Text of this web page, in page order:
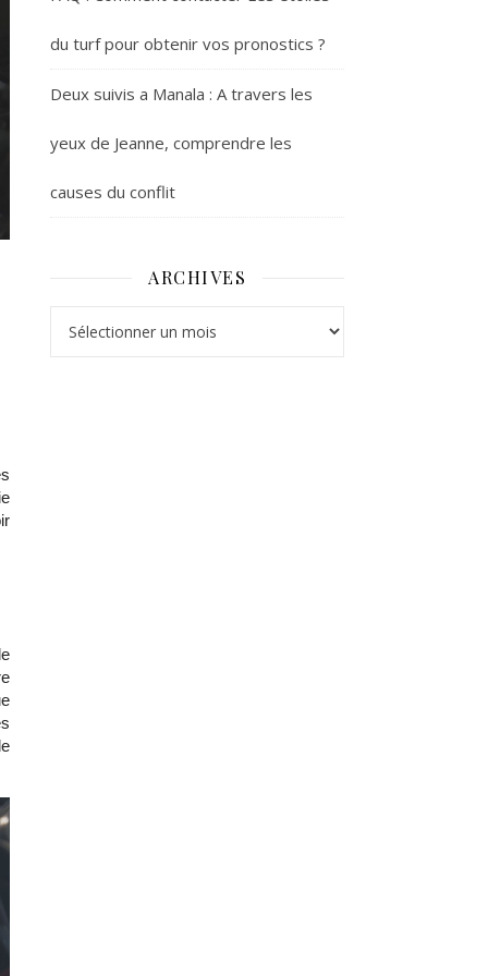
du turf pour obtenir vos pronostics ?
Deux suivis a Manala : A travers les
yeux de Jeanne, comprendre les
causes du conflit
ARCHIVES